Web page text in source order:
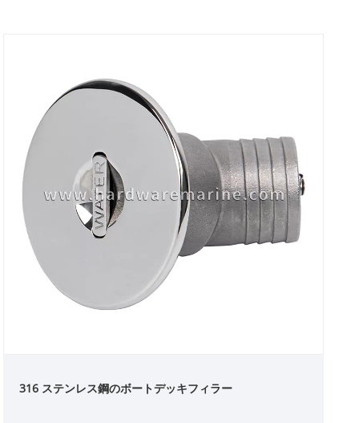
316 ステンレス鋼のボートデッキフィラー